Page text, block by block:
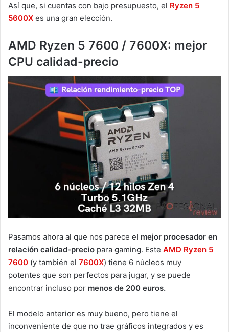
Así que, si cuentas con bajo presupuesto, el Ryzen 5
5600X es una gran elección.
AMD Ryzen 5 7600 / 7600X: mejor
CPU calidad-precio
Pasamos ahora al que nos parece el mejor procesador en
relación calidad-precio para gaming. Este AMD Ryzen 5
7600 (y también el 7600X) tiene 6 núcleos muy
potentes que son perfectos para jugar, y se puede
encontrar incluso por menos de 200 euros.
El modelo anterior es muy bueno, pero tiene el
inconveniente de que no trae gráficos integrados y es